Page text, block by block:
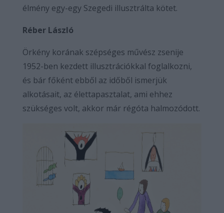
élmény egy-egy Szegedi illusztrálta kötet.
Réber László
Örkény korának szépséges művész zsenije
1952-ben kezdett illusztrációkkal foglalkozni,
és bár főként ebből az időből ismerjük
alkotásait, az élettapasztalat, ami ehhez
szükséges volt, akkor már régóta halmozódott.